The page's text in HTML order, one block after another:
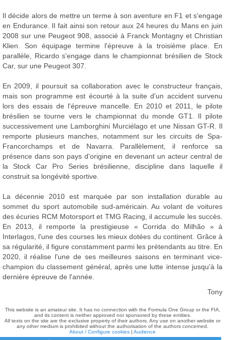
Il décide alors de mettre un terme à son aventure en F1 et s'engage
en Endurance. Il fait ainsi son retour aux 24 heures du Mans en juin
2008 sur une Peugeot 908, associé à Franck Montagny et Christian
Klien. Son équipage termine l'épreuve à la troisième place. En
parallèle, Ricardo s'engage dans le championnat brésilien de Stock
Car, sur une Peugeot 307.
En 2009, il poursuit sa collaboration avec le constructeur français,
mais son programme est écourté à la suite d'un accident survenu
lors des essais de l'épreuve mancelle. En 2010 et 2011, le pilote
brésilien se tourne vers le championnat du monde GT1. Il pilote
successivement une Lamborghini Murciélago et une Nissan GT-R. Il
remporte plusieurs manches, notamment sur les circuits de Spa-
Francorchamps et de Navarra. Parallèlement, il renforce sa
présence dans son pays d'origine en devenant un acteur central de
la Stock Car Pro Series brésilienne, discipline dans laquelle il
construit sa longévité sportive.
La décennie 2010 est marquée par son installation durable au
sommet du sport automobile sud-américain. Au volant de voitures
des écuries RCM Motorsport et TMG Racing, il accumule les succès.
En 2013, il remporte la prestigieuse « Corrida do Milhão » à
Interlagos, l'une des courses les mieux dotées du continent. Grâce à
sa régularité, il figure constamment parmi les prétendants au titre. En
2020, il réalise l'une de ses meilleures saisons en terminant vice-
champion du classement général, après une lutte intense jusqu'à la
dernière épreuve de l'année.
Tony
This website is an amateur site. It has no connection with the Formula One Group or the FIA,
and its content is neither approved nor sponsored by these entities.
All texts on the site are the exclusive property of their authors. Any use on another website or
any other medium is prohibited without the authorisation of the authors concerned.
About / Configure cookies | Audience